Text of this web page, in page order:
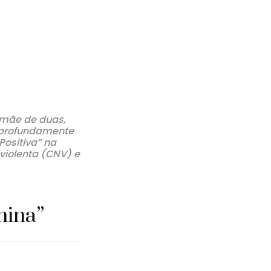
de duas,
na
(CNV) e
”